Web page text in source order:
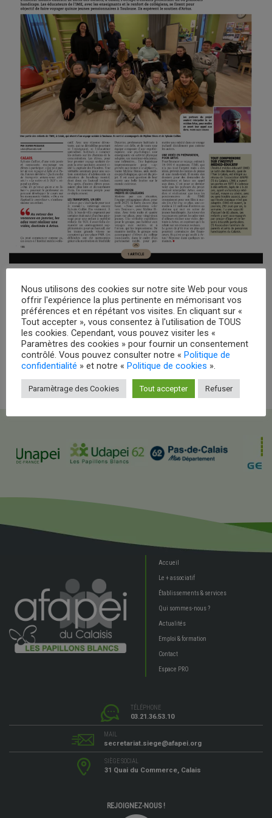
Le p’tit truc en plus pour financer le
voyage de jeunes handicapés (Extrait du
journal Voix du Nord 25-12-2024)
Accueil
Le + associatif
Établissements & services
Qui sommes-nous ?
Actualités
Emploi & formation
Contact
Espace PRO
TÉLÉPHONE
03.21.36.53.10
MAIL
secretariat.siege@afapei.org
SIÈGE SOCIAL
31 Quai du Commerce, Calais
REJOIGNEZ-NOUS !
Nous utilisons des cookies sur notre site Web pour vous
offrir l'expérience la plus pertinente en mémorisant vos
préférences et en répétant vos visites. En cliquant sur «
Tout accepter », vous consentez à l'utilisation de TOUS
les cookies. Cependant, vous pouvez visiter les «
Paramètres des cookies » pour fournir un consentement
contrôlé. Vous pouvez consulter notre « Politique de
confidentialité » et notre « Politique de cookies ».
Paramètrage des Cookies Tout accepter Refuser